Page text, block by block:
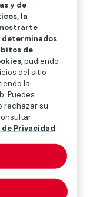
en cuando,
Al hacer
en el
estado de
mejorar, te
de una
buena noticia es
que tu
rutinas.
no sólo está
y de
la
determinados
de
, pudiendo
del sitio
la
Puedes
rechazar su
Privacidad